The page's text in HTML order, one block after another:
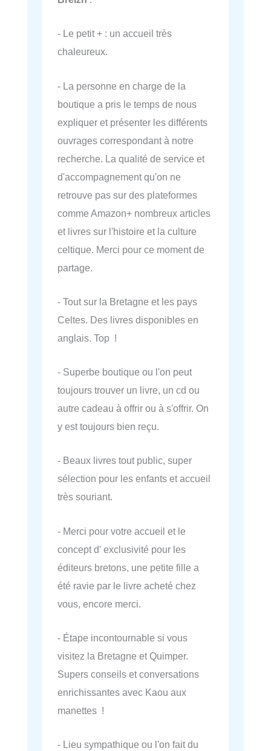
- Le petit + : un accueil très
chaleureux.
- La personne en charge de la
boutique a pris le temps de nous
expliquer et présenter les différents
ouvrages correspondant à notre
recherche. La qualité de service et
d'accompagnement qu'on ne
retrouve pas sur des plateformes
comme Amazon+ nombreux articles
et livres sur l'histoire et la culture
celtique. Merci pour ce moment de
partage.
- Tout sur la Bretagne et les pays
Celtes. Des livres disponibles en
anglais. Top !
- Superbe boutique ou l'on peut
toujours trouver un livre, un cd ou
autre cadeau à offrir ou à s'offrir. On
y est toujours bien reçu.
- Beaux livres tout public, super
sélection pour les enfants et accueil
très souriant.
- Merci pour votre accueil et le
concept d' exclusivité pour les
éditeurs bretons, une petite fille a
été ravie par le livre acheté chez
vous, encore merci.
- Étape incontournable si vous
visitez la Bretagne et Quimper.
Supers conseils et conversations
enrichissantes avec Kaou aux
manettes !
- Lieu sympathique ou l'on fait du